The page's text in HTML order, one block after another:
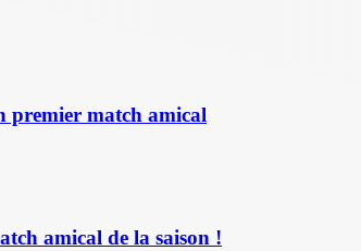
premier match amical
amical de la saison !